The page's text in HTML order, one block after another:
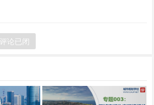
评论已闭